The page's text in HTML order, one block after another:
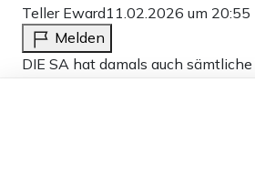
Teller Eward11.02.2026 um 20:55
Melden
DIE SA hat damals auch